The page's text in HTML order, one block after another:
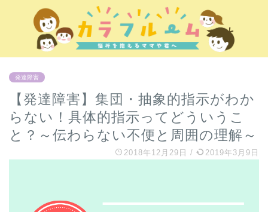
発達障害
【発達障害】集団・抽象的指示がわか
らない！具体的指示ってどういうこ
と？～伝わらない不便と周囲の理解～
2018年12月29日 / 2019年3月9日